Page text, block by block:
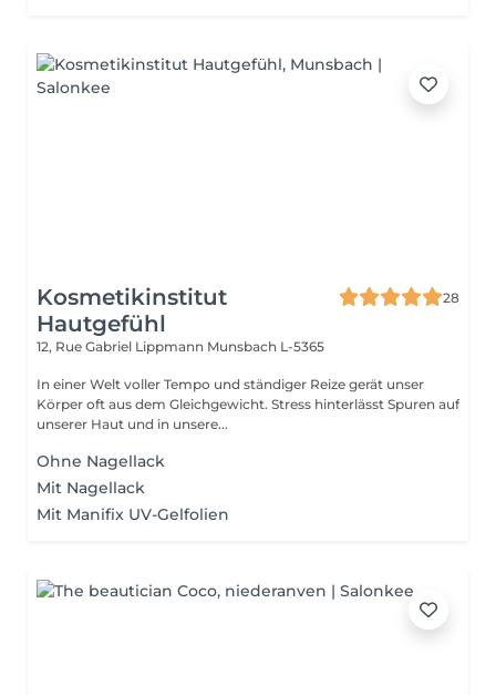
Kosmetikinstitut
Hautgefühl
28
12, Rue Gabriel Lippmann Munsbach L-5365
In einer Welt voller Tempo und ständiger Reize gerät unser
Körper oft aus dem Gleichgewicht. Stress hinterlässt Spuren auf
unserer Haut und in unsere...
Ohne Nagellack
Mit Nagellack
Mit Manifix UV-Gelfolien